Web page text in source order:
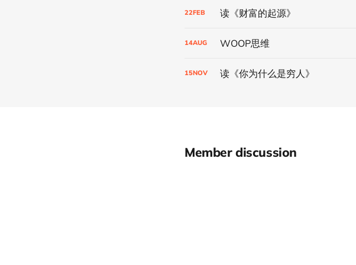
22FEB 读《财富的起源》
14AUG WOOP思维
15NOV 读《你为什么是穷人》
Member discussion